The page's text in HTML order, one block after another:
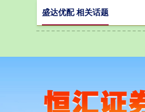
盛达优配 相关话题